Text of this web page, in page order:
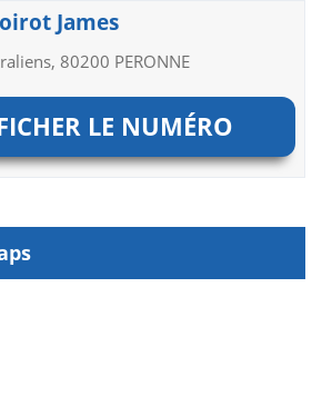
James
80200 PERONNE
LE NUMÉRO